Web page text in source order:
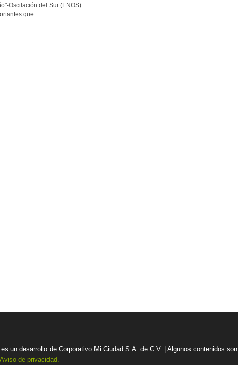
Oscilación del Sur (ENOS)
que...
un desarrollo de Corporativo Mi Ciudad S.A. de C.V. | Algunos contenidos son
Aviso de privacidad.